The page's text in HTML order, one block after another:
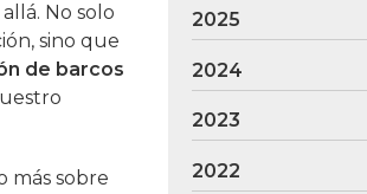
No solo
sino que
de barcos
más sobre
2025
2024
2023
2022